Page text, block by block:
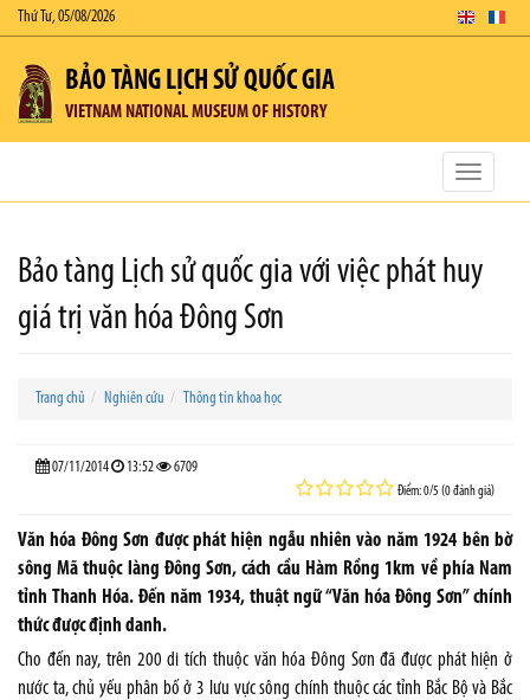
Thứ Tư, 05/08/2026
BẢO TÀNG LỊCH SỬ QUỐC GIA
VIETNAM NATIONAL MUSEUM OF HISTORY
Toggle
Bảo tàng Lịch sử quốc gia với việc phát huy
giá trị văn hóa Đông Sơn
Trang chủ Nghiên cứu Thông tin khoa học
07/11/2014 13:52 6709
Điểm: 0/5 (0 đánh giá)
Văn hóa Đông Sơn được phát hiện ngẫu nhiên vào năm 1924 bên bờ
sông Mã thuộc làng Đông Sơn, cách cầu Hàm Rồng 1km về phía Nam
tỉnh Thanh Hóa. Đến năm 1934, thuật ngữ “Văn hóa Đông Sơn” chính
thức được định danh.
Cho đến nay, trên 200 di tích thuộc văn hóa Đông Sơn đã được phát hiện ở
nước ta, chủ yếu phân bố ở 3 lưu vực sông chính thuộc các tỉnh Bắc Bộ và Bắc